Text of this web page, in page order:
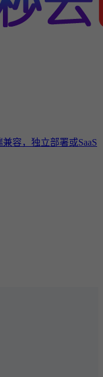
容，独立部署或SaaS